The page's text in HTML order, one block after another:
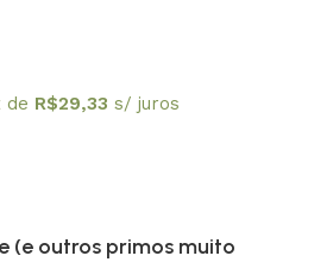
de R$29,33 s/ juros
(e outros primos muito